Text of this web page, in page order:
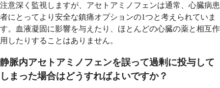
注意深く監視しますが、アセトアミノフェンは通常、心臓病患
者にとってより安全な鎮痛オプションの1つと考えられていま
す。血液凝固に影響を与えたり、ほとんどの心臓の薬と相互作
用したりすることはありません。
静脈内アセトアミノフェンを誤って過剰に投与して
しまった場合はどうすればよいですか？